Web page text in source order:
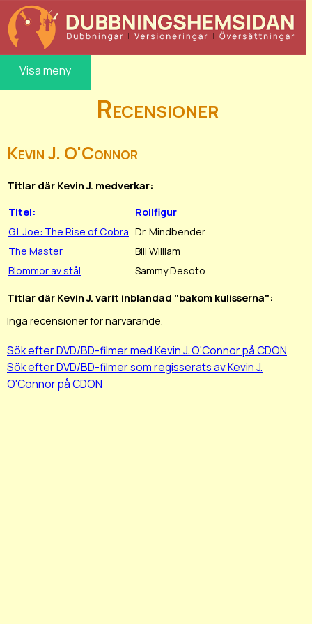
Visa meny
Recensioner
Kevin J. O'Connor
Titlar där Kevin J. medverkar:
Titel:
Rollfigur
G.I. Joe: The Rise of Cobra Dr. Mindbender
The Master
Bill William
Blommor av stål
Sammy Desoto
Titlar där Kevin J. varit inblandad "bakom kulisserna":
Inga recensioner för närvarande.
Sök efter DVD/BD-filmer med Kevin J. O'Connor på CDON
Sök efter DVD/BD-filmer som regisserats av Kevin J.
O'Connor på CDON